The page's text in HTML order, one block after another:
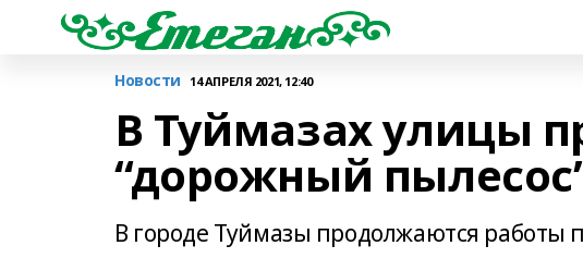
Новости 14 АПРЕЛЯ 2021, 12:40
В Туймазах улицы
“дорожный
В городе Туймазы продолжаются работы